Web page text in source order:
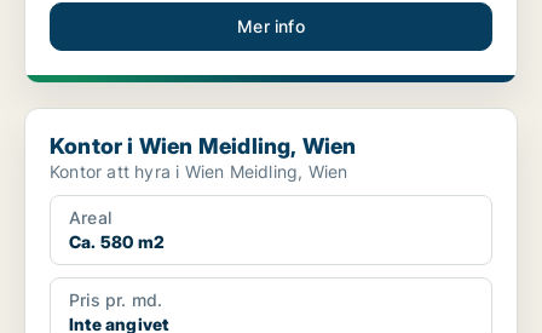
Mer info
Kontor i Wien Meidling, Wien
Kontor i Wien Meidling, Wien
Kontor att hyra i Wien Meidling, Wien
Areal
Ca. 580 m2
Pris pr. md.
Inte angivet